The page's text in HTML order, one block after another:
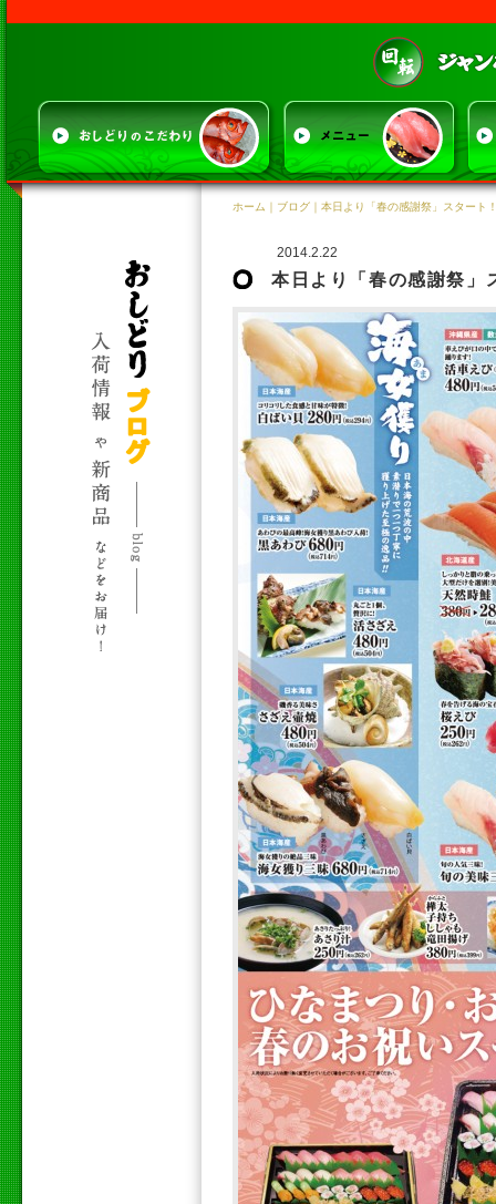
ホーム ｜ ブログ ｜本日より「春の感謝祭」スタート
2014.2.22
本日より「春の感謝祭」